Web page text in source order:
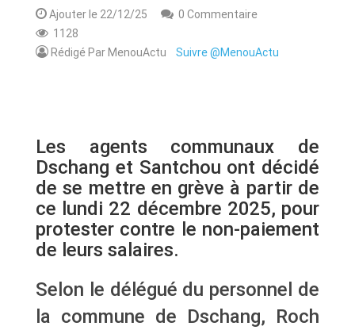
Ajouter le 22/12/25
0 Commentaire
1128
Rédigé Par MenouActu Suivre @MenouActu
Les agents communaux de
Dschang et Santchou ont décidé
de se mettre en grève à partir de
ce lundi 22 décembre 2025, pour
protester contre le non-paiement
de leurs salaires.
Selon le délégué du personnel de
la commune de Dschang, Roch